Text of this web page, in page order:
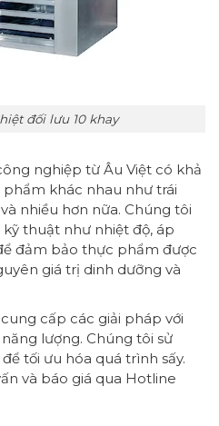
đối lưu 10 khay
nghiệp từ Âu Việt có khả
khác nhau như trái
nhiều hơn nữa. Chúng tôi
thuật như nhiệt độ, áp
đảm bảo thực phẩm được
giá trị dinh dưỡng và
cấp các giải pháp với
lượng. Chúng tôi sử
tối ưu hóa quá trình sấy.
và báo giá qua Hotline